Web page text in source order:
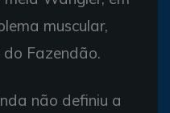
muscular,
Fazendão.
não definiu a